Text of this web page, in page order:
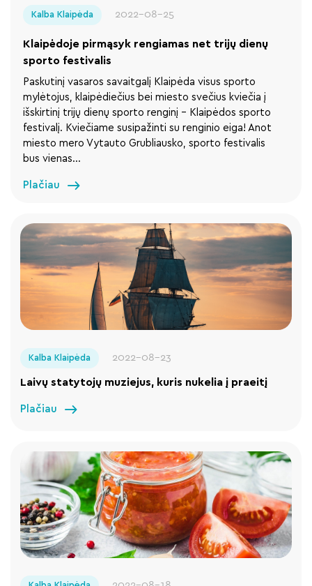
Kalba Klaipėda 2022-08-25
Klaipėdoje pirmąsyk rengiamas net trijų dienų
sporto festivalis
Paskutinį vasaros savaitgalį Klaipėda visus sporto
mylėtojus, klaipėdiečius bei miesto svečius kviečia į
išskirtinį trijų dienų sporto renginį – Klaipėdos sporto
festivalį. Kviečiame susipažinti su renginio eiga! Anot
miesto mero Vytauto Grubliausko, sporto festivalis
bus vienas…
Plačiau
Kalba Klaipėda 2022-08-23
Laivų statytojų muziejus, kuris nukelia į praeitį
Plačiau